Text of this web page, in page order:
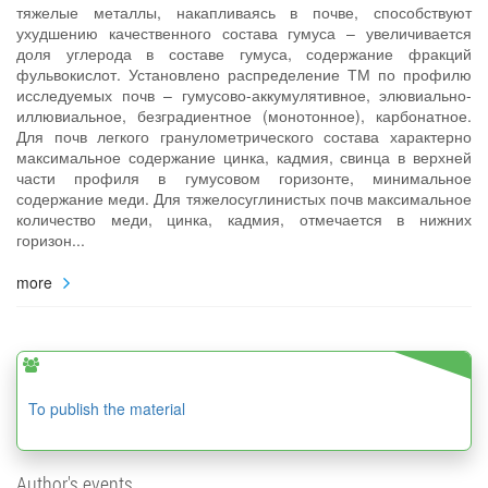
тяжелые металлы, накапливаясь в почве, способствуют
ухудшению качественного состава гумуса – увеличивается
доля углерода в составе гумуса, содержание фракций
фульвокислот. Установлено распределение ТМ по профилю
исследуемых почв – гумусово-аккумулятивное, элювиально-
иллювиальное, безградиентное (монотонное), карбонатное.
Для почв легкого гранулометрического состава характерно
максимальное содержание цинка, кадмия, свинца в верхней
части профиля в гумусовом горизонте, минимальное
содержание меди. Для тяжелосуглинистых почв максимальное
количество меди, цинка, кадмия, отмечается в нижних
горизон...
more
To publish the material